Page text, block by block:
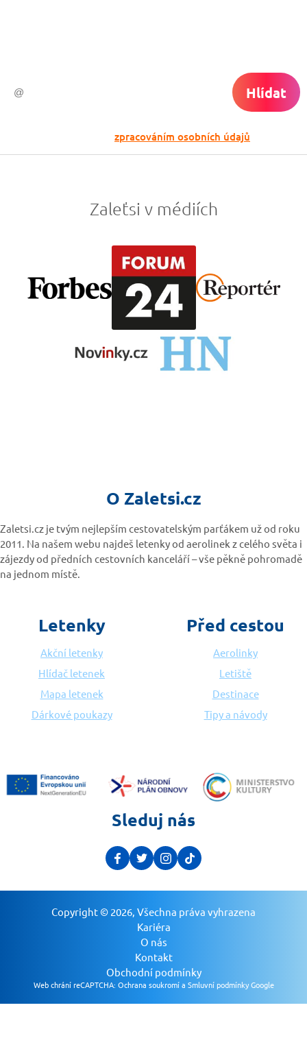
Hlídat
zpracováním osobních údajů
Zaleťsi v médiích
O Zaletsi.cz
Zaletsi.cz je tvým nejlepším cestovatelským parťákem už od roku
2011. Na našem webu najdeš letenky od aerolinek z celého světa i
zájezdy od předních cestovních kanceláří – vše pěkně pohromadě
na jednom místě.
Letenky
Akční letenky
Hlídač letenek
Mapa letenek
Dárkové poukazy
Před cestou
Aerolinky
Letiště
Destinace
Tipy a návody
Sleduj nás
Copyright © 2026, Všechna práva vyhrazena
Kariéra
O nás
Kontakt
Obchodní podmínky
Web chrání reCAPTCHA: Ochrana soukromí a Smluvní podmínky Google